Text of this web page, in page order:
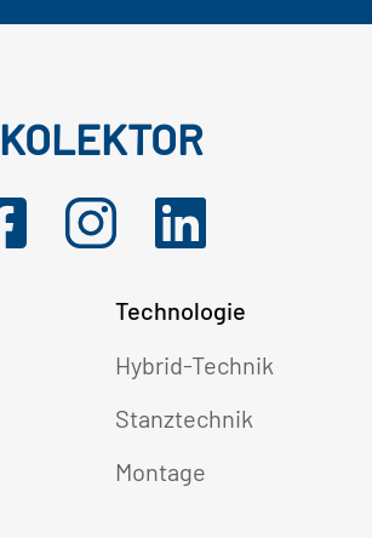
KOLEKTOR
Technologie
Hybrid-Technik
Stanztechnik
Montage